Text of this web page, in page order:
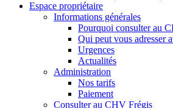
Espace propriétaire
Informations générales
Pourquoi consulter au
Qui peut vous adresser
Urgences
Actualités
Administration
Nos tarifs
Paiement
Consulter au CHV Frégis